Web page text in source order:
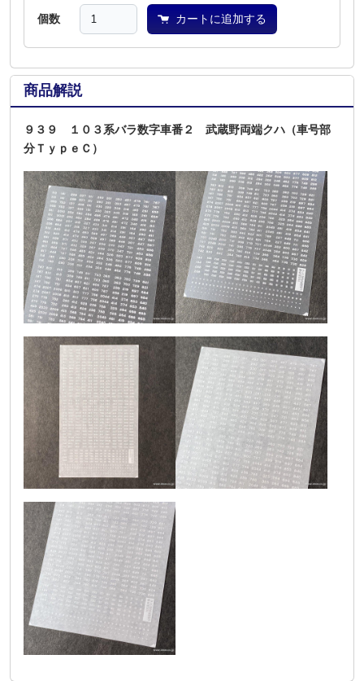
個数 カートに追加する
商品解説
９３９ １０３系バラ数字車番２ 武蔵野両端クハ（車号部
分ＴｙｐｅＣ）